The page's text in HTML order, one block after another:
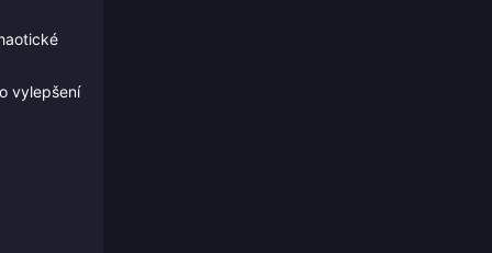
vylepšení